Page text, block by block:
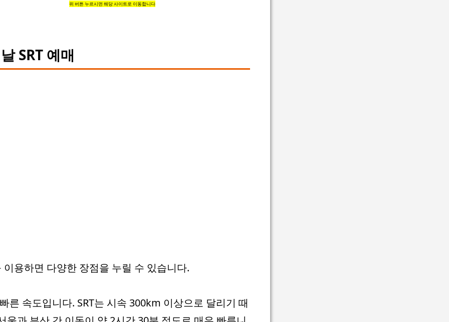
위 버튼 누르시면 해당 사이트로 이동합니다
SRT 예매
이용하면 다양한 장점을 누릴 수 있습니다.
른 속도입니다. SRT는 시속 300km 이상으로 달리기 때